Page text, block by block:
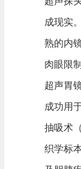
成现实
熟的内
肉眼限
超声胃
成功用
抽吸术
织学标